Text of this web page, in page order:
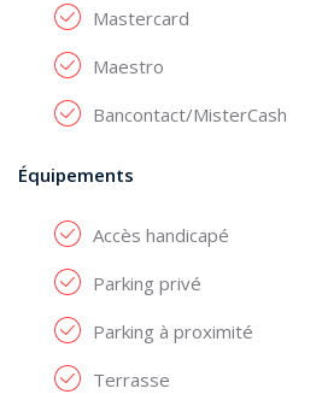
Mastercard
Maestro
Bancontact/MisterCash
Équipements
Accès handicapé
Parking privé
Parking à proximité
Terrasse